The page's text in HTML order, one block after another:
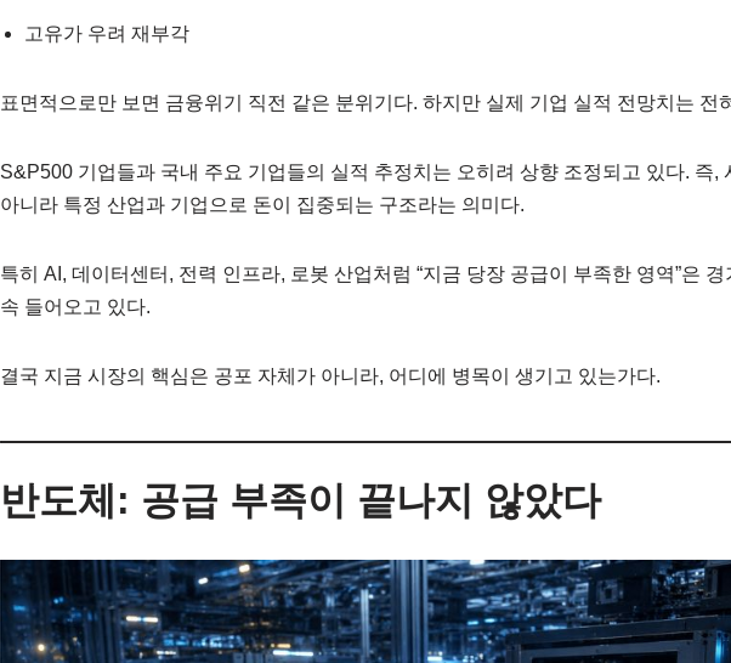
고유가 우려 재부각
표면적으로만 보면 금융위기 직전 같은 분위기다. 하지만 실제 기업 실적 전망치는 전
S&P500 기업들과 국내 주요 기업들의 실적 추정치는 오히려 상향 조정되고 있다. 즉,
아니라 특정 산업과 기업으로 돈이 집중되는 구조라는 의미다.
특히 AI, 데이터센터, 전력 인프라, 로봇 산업처럼 “지금 당장 공급이 부족한 영역”은
속 들어오고 있다.
결국 지금 시장의 핵심은 공포 자체가 아니라, 어디에 병목이 생기고 있는가다.
반도체: 공급 부족이 끝나지 않았다